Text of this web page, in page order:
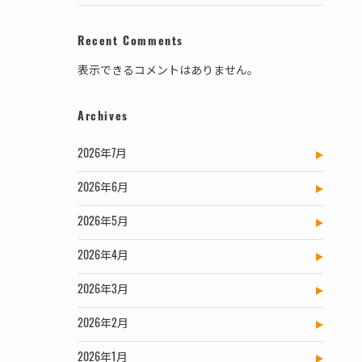
Recent Comments
表示できるコメントはありません。
Archives
2026年7月
2026年6月
2026年5月
2026年4月
2026年3月
2026年2月
2026年1月